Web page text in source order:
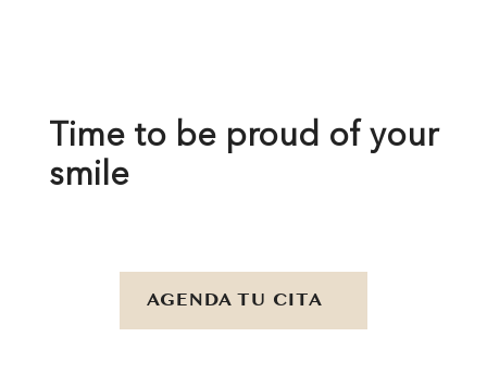
Time to be proud of your
smile
AGENDA TU CITA